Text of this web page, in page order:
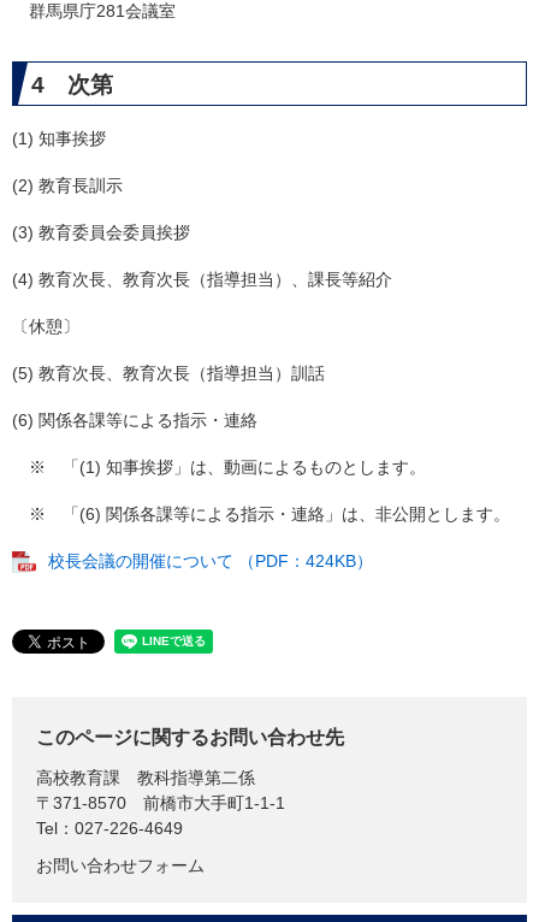
群馬県庁281会議室
4 次第
(1) 知事挨拶
(2) 教育長訓示
(3) 教育委員会委員挨拶
(4) 教育次長、教育次長（指導担当）、課長等紹介
〔休憩〕
(5) 教育次長、教育次長（指導担当）訓話
(6) 関係各課等による指示・連絡
※ 「(1) 知事挨拶」は、動画によるものとします。
※ 「(6) 関係各課等による指示・連絡」は、非公開とします。
校長会議の開催について （PDF：424KB）
このページに関するお問い合わせ先
高校教育課
教科指導第二係
〒371-8570
前橋市大手町1-1-1
Tel：027-226-4649
お問い合わせフォーム